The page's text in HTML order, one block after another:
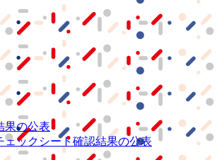
果の公表
ックシート確認結果の公表